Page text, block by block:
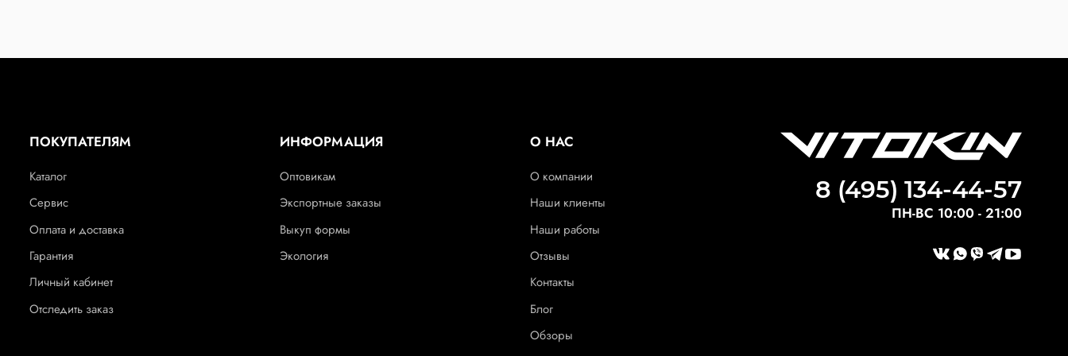
ПОКУПАТЕЛЯМ
Каталог
Сервис
Оплата и доставка
Гарантия
Личный кабинет
Отследить заказ
ИНФОРМАЦИЯ
Оптовикам
Экспортные заказы
Выкуп формы
Экология
О НАС
О компании
Наши клиенты
Наши работы
Отзывы
Контакты
Блог
Обзоры
8 (495) 134-44-57
ПН-ВС 10:00 - 21:00